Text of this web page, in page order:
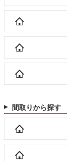
間取りから探す